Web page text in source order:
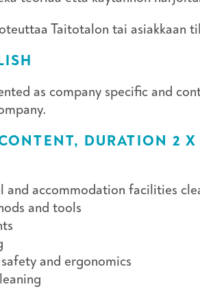
Taitotalon tai asiakkaan
as company specific and
DURATION 2 X
and accommodation facilities
and tools
and ergonomics